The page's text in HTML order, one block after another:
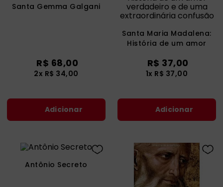
Santa Gemma Galgani
R$ 68,00
2x R$ 34,00
Adicionar
Santa Maria Madalena:
História de um amor
extraordinária confusão
R$ 37,00
1x R$ 37,00
Adicionar
Antônio Secreto
bíblia ave maria